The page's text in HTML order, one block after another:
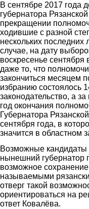
В сентябре 2017 года
губернатора
прекращении
ходившие с разной
нескольких последних
случае, на дату
воскресенье
даже то, что
закончиться месяцем
избранию состоялось
законодательство, а
год окончания
Губернатора
сентября года, в
значится в областном
Возможные кандидаты
нынешний губернатор
возможное
называемыми
отверг такой
ориентироваться на
ответ Ковалёва.